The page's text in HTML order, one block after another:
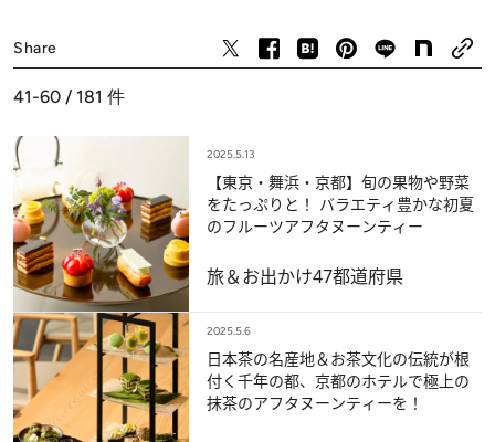
Share
41-60 / 181 件
2025.5.13
【東京・舞浜・京都】旬の果物や野菜
をたっぷりと！ バラエティ豊かな初夏
のフルーツアフタヌーンティー
旅＆お出かけ47都道府県
2025.5.6
日本茶の名産地＆お茶文化の伝統が根
付く千年の都、京都のホテルで極上の
抹茶のアフタヌーンティーを！